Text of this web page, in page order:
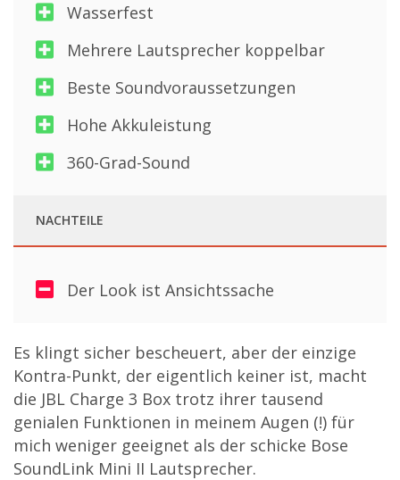
Wasserfest
Mehrere Lautsprecher koppelbar
Beste Soundvoraussetzungen
Hohe Akkuleistung
360-Grad-Sound
NACHTEILE
Der Look ist Ansichtssache
Es klingt sicher bescheuert, aber der einzige
Kontra-Punkt, der eigentlich keiner ist, macht
die JBL Charge 3 Box trotz ihrer tausend
genialen Funktionen in meinem Augen (!) für
mich weniger geeignet als der schicke Bose
SoundLink Mini II Lautsprecher.